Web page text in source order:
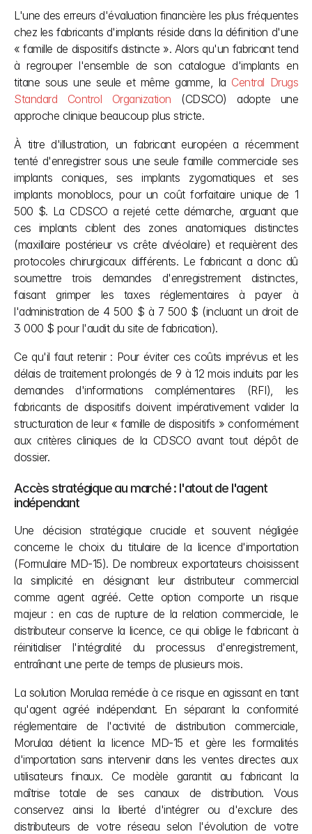
L'une des erreurs d'évaluation financière les plus fréquentes
chez les fabricants d'implants réside dans la définition d'une
« famille de dispositifs distincte ». Alors qu'un fabricant tend
à regrouper l'ensemble de son catalogue d'implants en
titane sous une seule et même gamme, la Central Drugs
Standard Control Organization (CDSCO) adopte une
approche clinique beaucoup plus stricte.
À titre d'illustration, un fabricant européen a récemment
tenté d'enregistrer sous une seule famille commerciale ses
implants coniques, ses implants zygomatiques et ses
implants monoblocs, pour un coût forfaitaire unique de 1
500 $. La CDSCO a rejeté cette démarche, arguant que
ces implants ciblent des zones anatomiques distinctes
(maxillaire postérieur vs crête alvéolaire) et requièrent des
protocoles chirurgicaux différents. Le fabricant a donc dû
soumettre trois demandes d'enregistrement distinctes,
faisant grimper les taxes réglementaires à payer à
l'administration de 4 500 $ à 7 500 $ (incluant un droit de
3 000 $ pour l'audit du site de fabrication).
Ce qu'il faut retenir : Pour éviter ces coûts imprévus et les
délais de traitement prolongés de 9 à 12 mois induits par les
demandes d'informations complémentaires (RFI), les
fabricants de dispositifs doivent impérativement valider la
structuration de leur « famille de dispositifs » conformément
aux critères cliniques de la CDSCO avant tout dépôt de
dossier.
Accès stratégique au marché : l'atout de l'agent
indépendant
Une décision stratégique cruciale et souvent négligée
concerne le choix du titulaire de la licence d'importation
(Formulaire MD-15). De nombreux exportateurs choisissent
la simplicité en désignant leur distributeur commercial
comme agent agréé. Cette option comporte un risque
majeur : en cas de rupture de la relation commerciale, le
distributeur conserve la licence, ce qui oblige le fabricant à
réinitialiser l'intégralité du processus d'enregistrement,
entraînant une perte de temps de plusieurs mois.
La solution Morulaa remédie à ce risque en agissant en tant
qu'agent agréé indépendant. En séparant la conformité
réglementaire de l'activité de distribution commerciale,
Morulaa détient la licence MD-15 et gère les formalités
d'importation sans intervenir dans les ventes directes aux
utilisateurs finaux. Ce modèle garantit au fabricant la
maîtrise totale de ses canaux de distribution. Vous
conservez ainsi la liberté d'intégrer ou d'exclure des
distributeurs de votre réseau selon l'évolution de votre